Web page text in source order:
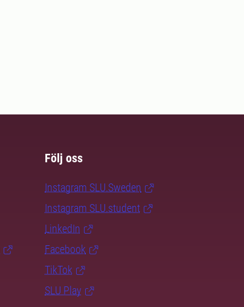
Följ oss
Instagram SLU.Sweden
Instagram SLU.student
LinkedIn
Facebook
TikTok
SLU Play